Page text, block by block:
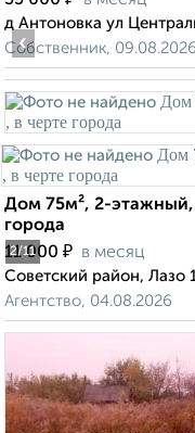
д Антоновка ул
Собственник, 09.08.2026
2/11
‹
Дом 75м², 2-этажный,
города
11 000 ₽ в месяц
Советский район, Лазо
Агентство, 04.08.2026